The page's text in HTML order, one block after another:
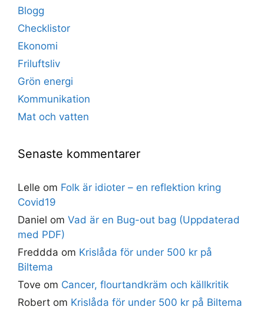
Blogg
Checklistor
Ekonomi
Friluftsliv
Grön energi
Kommunikation
Mat och vatten
Senaste kommentarer
Lelle om Folk är idioter – en reflektion kring
Covid19
Daniel om Vad är en Bug-out bag (Uppdaterad
med PDF)
Freddda om Krislåda för under 500 kr på
Biltema
Tove om Cancer, flourtandkräm och källkritik
Robert om Krislåda för under 500 kr på Biltema